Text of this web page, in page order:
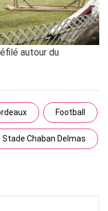
autour du
Football
Stade Chaban Delmas